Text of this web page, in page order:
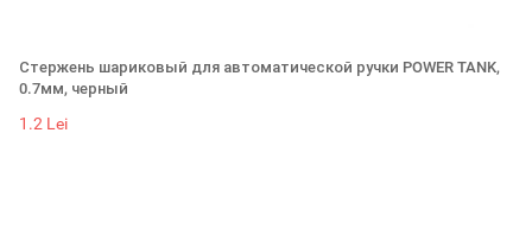
Стержень шариковый для автоматической ручки POWER TANK,
0.7мм, черный
1.2 Lei